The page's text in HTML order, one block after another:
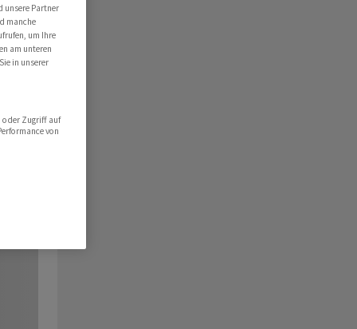
unsere Partner
manche
um Ihre
am unteren
in unserer
oder Zugriff auf
von